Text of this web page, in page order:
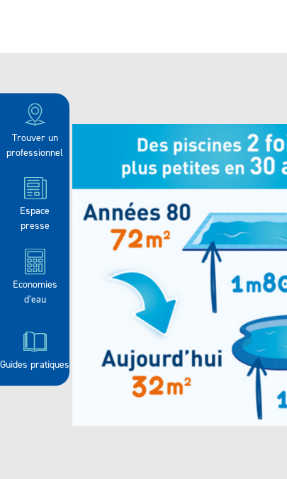
Trouver un
professionnel
Espace
presse
Economies
d’eau
Guides pratiques